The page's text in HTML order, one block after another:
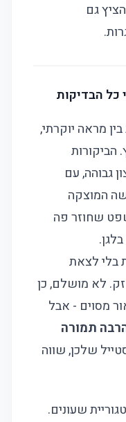
גם
הבדיקות
מראה יוקרתי,
הביקורות
גבוהה, עם
המוצקה
שחוזר פה
בלי לצאת
לא מושלם, כן
מסוים - אבל
תמורה
שלכן, שווה
שעונים.